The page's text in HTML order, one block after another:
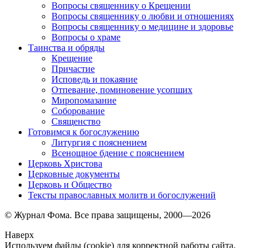
Вопросы священнику о Крещении
Вопросы священнику о любви и отношениях
Вопросы священнику о медицине и здоровье
Вопросы о храме
Таинства и обряды
Крещение
Причастие
Исповедь и покаяние
Отпевание, поминовение усопших
Миропомазание
Соборование
Священство
Готовимся к богослужению
Литургия с пояснением
Всенощное бдение с пояснением
Церковь Христова
Церковные документы
Церковь и Общество
Тексты православных молитв и богослужений
© Журнал Фома. Все права защищены, 2000—2026
Наверх
Используем файлы (cookie) для корректной работы сайта.